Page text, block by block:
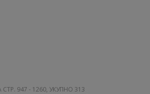
СТР. 947 - 1260, УКУПНО 313